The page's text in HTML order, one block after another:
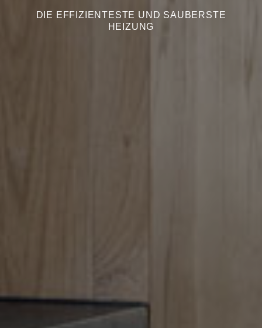
DIE EFFIZIENTESTE UND SAUBERSTE
HEIZUNG